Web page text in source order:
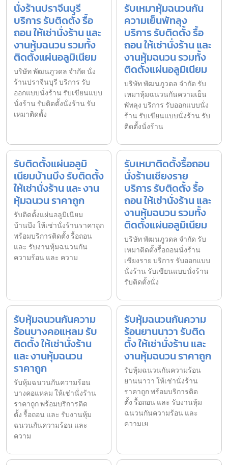
นั่งร้านปราจีนบุรี
บริการ รับติดตั้ง รื้อ
ถอน ให้เช่านั่งร้าน และ
งานหุ้มฉนวน รวมทั้ง
ติดตั้งแผ่นอลูมิเนียม
บริษัท พัฒนภูวดล จำกัด นั่ง
ร้านปราจีนบุรี บริการ รับ
ออกแบบนั่งร้าน รับเขียนแบบ
นั่งร้าน รับติดตั้งนั่งร้าน รับ
เหมาติดตั้ง
รับเหมาหุ้มฉนวนกัน
ความเย็นพัทลุง
บริการ รับติดตั้ง รื้อ
ถอน ให้เช่านั่งร้าน และ
งานหุ้มฉนวน รวมทั้ง
ติดตั้งแผ่นอลูมิเนียม
บริษัท พัฒนภูวดล จำกัด รับ
เหมาหุ้มฉนวนกันความเย็น
พัทลุง บริการ รับออกแบบนั่ง
ร้าน รับเขียนแบบนั่งร้าน รับ
ติดตั้งนั่งร้าน
รับติดตั้งแผ่นอลูมิ
เนียมบ้านบึง รับติดตั้ง
ให้เช่านั่งร้าน และ งาน
หุ้มฉนวน ราคาถูก
รับติดตั้งแผ่นอลูมิเนียม
บ้านบึง ให้เช่านั่งร้านราคาถูก
พร้อมบริการติดตั้ง รื้อถอน
และ รับงานหุ้มฉนวนกัน
ความร้อน และ ความ
รับเหมาติดตั้งรื้อถอน
นั่งร้านเชียงราย
บริการ รับติดตั้ง รื้อ
ถอน ให้เช่านั่งร้าน และ
งานหุ้มฉนวน รวมทั้ง
ติดตั้งแผ่นอลูมิเนียม
บริษัท พัฒนภูวดล จำกัด รับ
เหมาติดตั้งรื้อถอนนั่งร้าน
เชียงราย บริการ รับออกแบบ
นั่งร้าน รับเขียนแบบนั่งร้าน
รับติดตั้งนั่ง
รับหุ้มฉนวนกันความ
ร้อนบางคอแหลม รับ
ติดตั้ง ให้เช่านั่งร้าน
และ งานหุ้มฉนวน
ราคาถูก
รับหุ้มฉนวนกันความร้อน
บางคอแหลม ให้เช่านั่งร้าน
ราคาถูก พร้อมบริการติด
ตั้ง รื้อถอน และ รับงานหุ้ม
ฉนวนกันความร้อน และ
ความ
รับหุ้มฉนวนกันความ
ร้อนยานนาวา รับติด
ตั้ง ให้เช่านั่งร้าน และ
งานหุ้มฉนวน ราคาถูก
รับหุ้มฉนวนกันความร้อน
ยานนาวา ให้เช่านั่งร้าน
ราคาถูก พร้อมบริการติด
ตั้ง รื้อถอน และ รับงานหุ้ม
ฉนวนกันความร้อน และ
ความเย